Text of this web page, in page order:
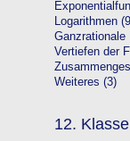
Logarithmen
Ganzrationale
Vertiefen der
Weiteres (3)
12. Klasse